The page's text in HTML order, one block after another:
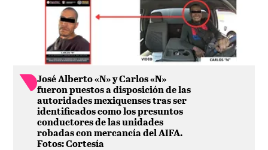
José Alberto «N» y Carlos «N»
fueron puestos a disposición de las
autoridades mexiquenses tras ser
identificados como los presuntos
conductores de las unidades
robadas con mercancía del AIFA.
Fotos: Cortesía